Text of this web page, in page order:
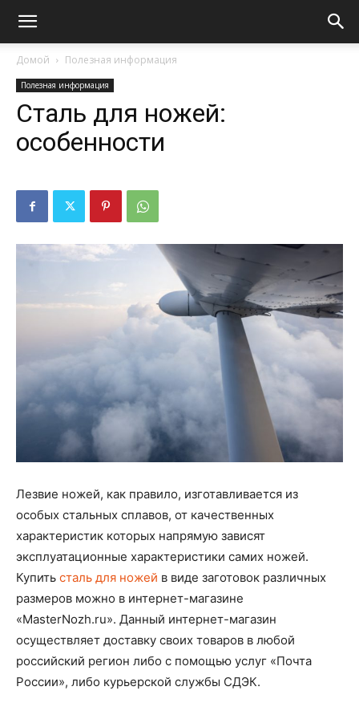
Домой Полезная информация
Полезная информация
Сталь для ножей:
особенности
Лезвие ножей, как правило, изготавливается из
особых стальных сплавов, от качественных
характеристик которых напрямую зависят
эксплуатационные характеристики самих ножей.
Купить сталь для ножей в виде заготовок различных
размеров можно в интернет-магазине
«MasterNozh.ru». Данный интернет-магазин
осуществляет доставку своих товаров в любой
российский регион либо с помощью услуг «Почта
России», либо курьерской службы СДЭК.